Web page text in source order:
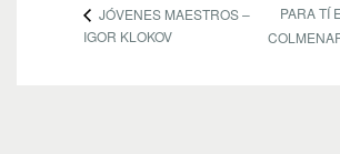
JÓVENES MAESTROS –
IGOR KLOKOV
PARA TÍ